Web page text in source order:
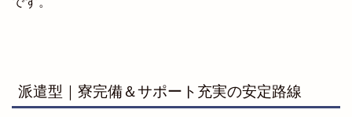
派遣型｜寮完備＆サポート充実の安定路線